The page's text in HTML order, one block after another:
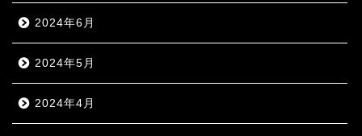
2024年6月
2024年5月
2024年4月